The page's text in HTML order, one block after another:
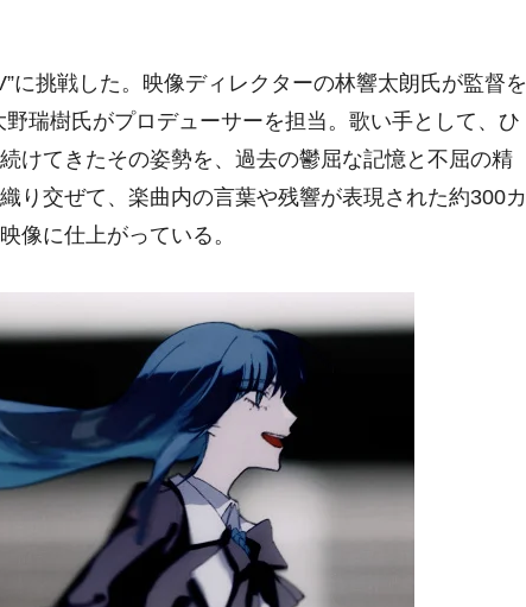
u
t
e
に挑戦した。映像ディレクターの林響太朗氏が監督を
瑞樹氏がプロデューサーを担当。歌い手として、ひ
けてきたその姿勢を、過去の鬱屈な記憶と不屈の精
り交ぜて、楽曲内の言葉や残響が表現された約300カ
像に仕上がっている。